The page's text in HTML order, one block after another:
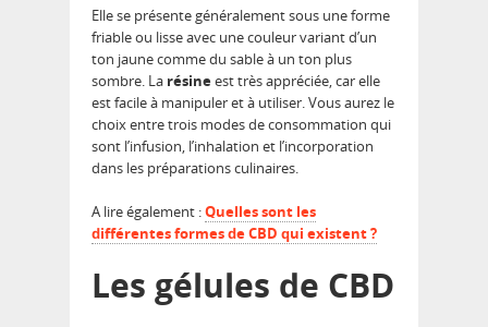
Elle se présente généralement sous une forme
friable ou lisse avec une couleur variant d’un
ton jaune comme du sable à un ton plus
sombre. La résineest très appréciée, car elle
est facile à manipuler et à utiliser. Vous aurez le
choix entre trois modes de consommation qui
sont l’infusion, l’inhalation et l’incorporation
dans les préparations culinaires.
A lire également :Quelles sont les
différentes formes de CBD qui existent ?
Les gélules de CBD